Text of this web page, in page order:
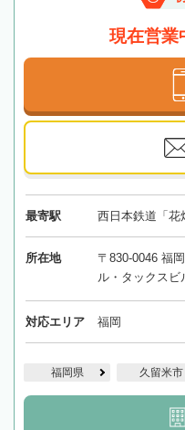
現在営業
最寄駅 西日本鉄道「花
所在地
〒830-0046 福
ル・タックスビ
対応エリア 福岡
福岡県 久留米市